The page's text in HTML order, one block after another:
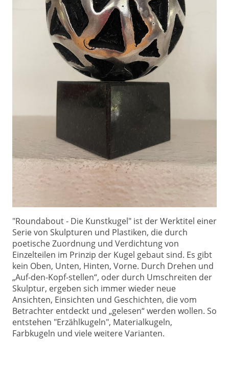
"Roundabout - Die Kunstkugel" ist der Werktitel einer
Serie von Skulpturen und Plastiken, die durch
poetische Zuordnung und Verdichtung von
Einzelteilen im Prinzip der Kugel gebaut sind. Es gibt
kein Oben, Unten, Hinten, Vorne. Durch Drehen und
„Auf-den-Kopf-stellen“, oder durch Umschreiten der
Skulptur, ergeben sich immer wieder neue
Ansichten, Einsichten und Geschichten, die vom
Betrachter entdeckt und „gelesen“ werden wollen. So
entstehen "Erzählkugeln", Materialkugeln,
Farbkugeln und viele weitere Varianten.